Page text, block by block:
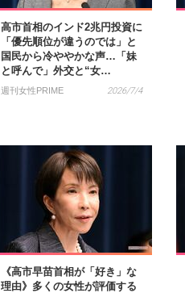
高市首相のインド2兆円投資に
「優先順位が違うのでは」と
国民から冷ややかな声…「妹
と呼んで」外交と“女…
週刊女性PRIME 2026/7/4
《高市早苗首相が「好き」な
理由》多くの女性が評価する